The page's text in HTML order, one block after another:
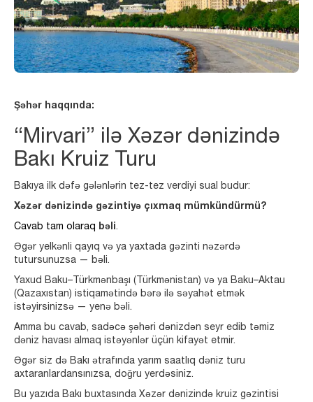
Şəhər haqqında:
“Mirvari” ilə Xəzər dənizində
Bakı Kruiz Turu
Bakıya ilk dəfə gələnlərin tez-tez verdiyi sual budur:
Xəzər dənizində gəzintiyə çıxmaq mümkündürmü?
Cavab tam olaraq bəli.
Əgər yelkənli qayıq və ya yaxtada gəzinti nəzərdə
tutursunuzsa — bəli.
Yaxud Baku–Türkmənbaşı (Türkmənistan) və ya Baku–Aktau
(Qazaxıstan) istiqamətində bərə ilə səyahət etmək
istəyirsinizsə — yenə bəli.
Amma bu cavab, sadəcə şəhəri dənizdən seyr edib təmiz
dəniz havası almaq istəyənlər üçün kifayət etmir.
Əgər siz də Bakı ətrafında yarım saatlıq dəniz turu
axtaranlardansınızsa, doğru yerdəsiniz.
Bu yazıda Bakı buxtasında Xəzər dənizində kruiz gəzintisi